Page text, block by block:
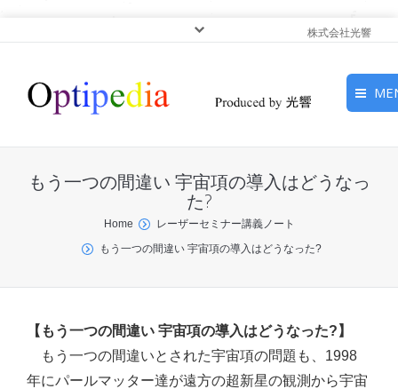
株式会社光響
ピックアップ
もう一つの間違い 宇宙項の導入はどうなっ
た?
You are here:Home
レーザーセミナー講義ノート
もう一つの間違い 宇宙項の導入はどうなった?
【もう一つの間違い 宇宙項の導入はどうなった?】
もう一つの間違いとされた宇宙項の問題も、1998
年にパールマッター達が遠方の超新星の観測から宇宙